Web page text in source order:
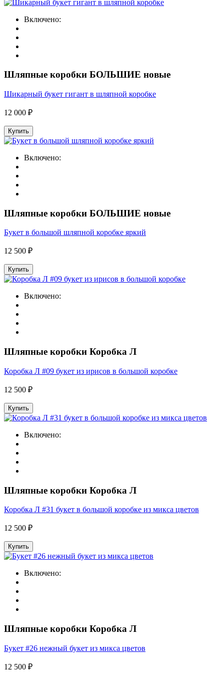
Включено:
Шляпные коробки БОЛЬШИЕ новые
Шикарный букет гигант в шляпной коробке
12 000 ₽
Купить
Включено:
Шляпные коробки БОЛЬШИЕ новые
Букет в большой шляпной коробке яркий
12 500 ₽
Купить
Включено:
Шляпные коробки Коробка Л
Коробка Л #09 букет из ирисов в большой коробке
12 500 ₽
Купить
Включено:
Шляпные коробки Коробка Л
Коробка Л #31 букет в большой коробке из микса цветов
12 500 ₽
Купить
Включено:
Шляпные коробки Коробка Л
Букет #26 нежный букет из микса цветов
12 500 ₽